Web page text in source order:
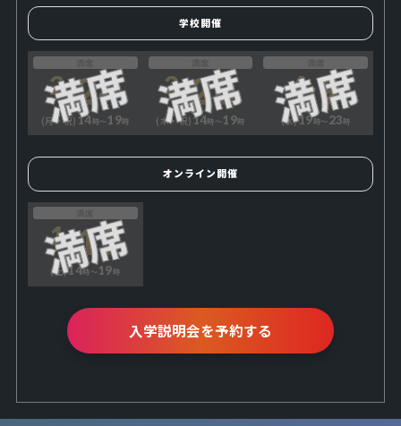
学校開催
2 24
(月・祝) 14時〜19時
3 20
(木・祝)14時〜19時
4 9
(水)19時〜23時
オンライン開催
1 11
(土)14時〜19時
入学説明会を予約する